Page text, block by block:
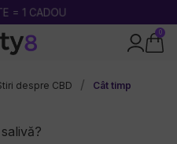
= 1 CADOU
0
despre CBD
Cât timp